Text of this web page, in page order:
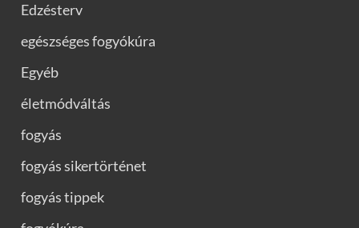
Edzésterv
egészséges fogyókúra
Egyéb
életmódváltás
fogyás
fogyás sikertörténet
fogyás tippek